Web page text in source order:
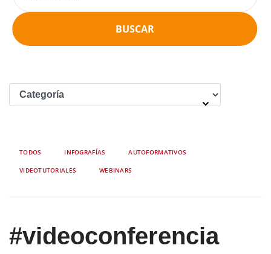
BUSCAR
TODOS INFOGRAFÍAS AUTOFORMATIVOS
VIDEOTUTORIALES WEBINARS
#videoconferencia